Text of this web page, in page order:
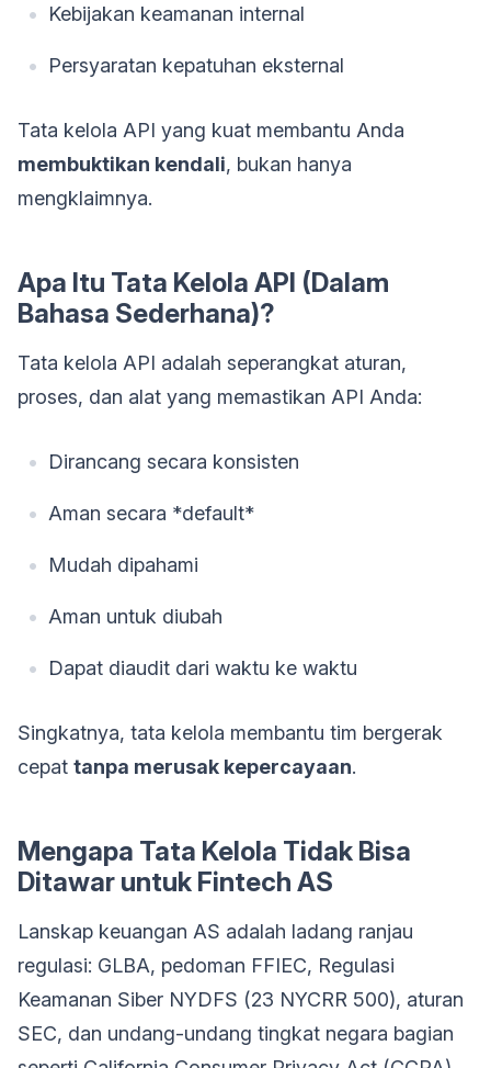
Kebijakan keamanan internal
Persyaratan kepatuhan eksternal
Tata kelola API yang kuat membantu Anda
membuktikan kendali, bukan hanya
mengklaimnya.
Apa Itu Tata Kelola API (Dalam
Bahasa Sederhana)?
Tata kelola API adalah seperangkat aturan,
proses, dan alat yang memastikan API Anda:
Dirancang secara konsisten
Aman secara *default*
Mudah dipahami
Aman untuk diubah
Dapat diaudit dari waktu ke waktu
Singkatnya, tata kelola membantu tim bergerak
cepat tanpa merusak kepercayaan.
Mengapa Tata Kelola Tidak Bisa
Ditawar untuk Fintech AS
Lanskap keuangan AS adalah ladang ranjau
regulasi: GLBA, pedoman FFIEC, Regulasi
Keamanan Siber NYDFS (23 NYCRR 500), aturan
SEC, dan undang-undang tingkat negara bagian